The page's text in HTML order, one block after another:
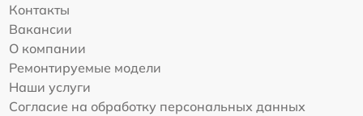
Контакты
Вакансии
О компании
Ремонтируемые модели
Наши услуги
Согласие на обработку персональных данных